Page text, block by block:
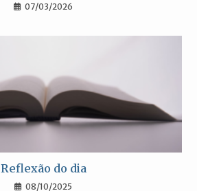
07/03/2026
Reflexão do dia
08/10/2025